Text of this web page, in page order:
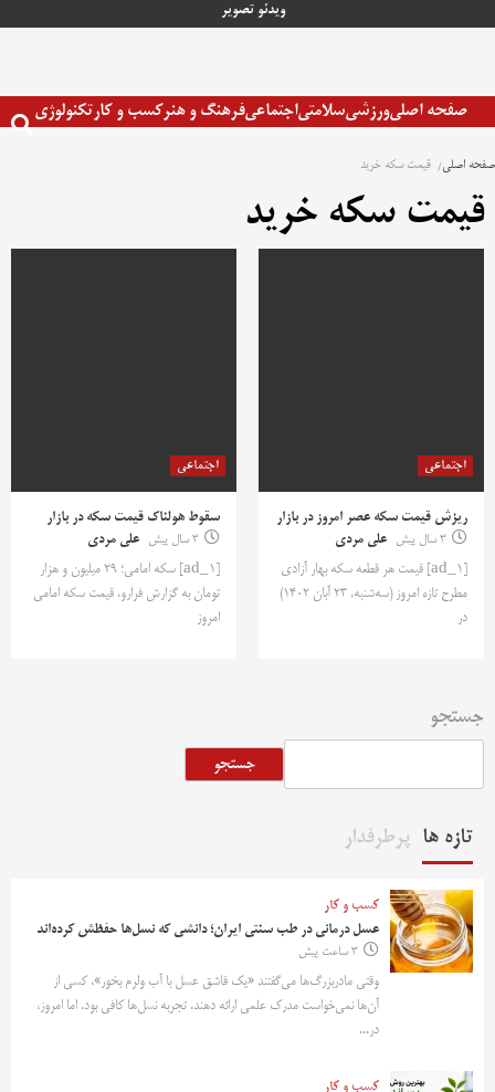
ویدئو تصویر
صفحه اصلیورزشیسلامتیاجتماعیفرهنگ و هنرکسب و کارتکنولوژی
صفحه اصلی قیمت سکه خرید
قیمت سکه خرید
اجتماعی
ریزش قیمت سکه عصر امروز در بازار
3 سال پیش
علی مردی
[ad_1] قیمت هر قطعه سکه بهار آزادی
مطرح تازه امروز (سه‌شنبه، ۲۳ آبان ۱۴۰۲)
در
اجتماعی
سقوط هولناک قیمت سکه در بازار
3 سال پیش
علی مردی
[ad_1] سکه امامی؛ ۲۹ میلیون و هزار
تومان به گزارش فرارو، قیمت سکه امامی
امروز
جستجو
جستجو
تازه ها پرطرفدار
کسب و کار
عسل درمانی در طب سنتی ایران؛ دانشی که نسل‌ها حفظش کرده‌اند
3 ساعت پیش
وقتی مادربزرگ‌ها می‌گفتند «یک قاشق عسل با آب ولرم بخور»، کسی از
آن‌ها نمی‌خواست مدرک علمی ارائه دهند. تجربه نسل‌ها کافی بود. اما امروز،
در...
کسب و کار